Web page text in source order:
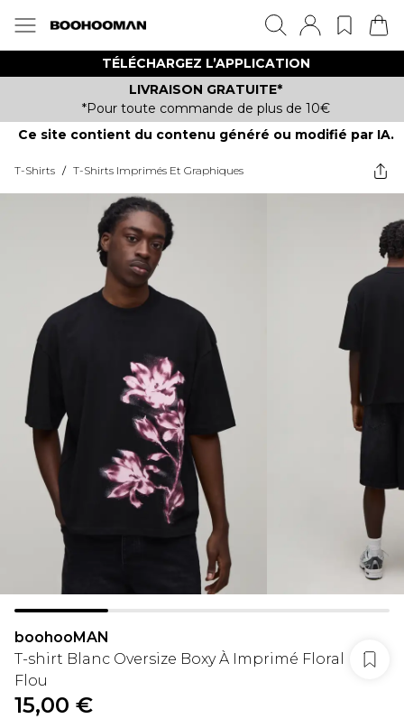
TÉLÉCHARGEZ L’APPLICATION
LIVRAISON GRATUITE*
*Pour toute commande de plus de 10€
Ce site contient du contenu généré ou modifié par IA.
T-Shirts / T-Shirts Imprimés Et Graphiques
boohooMAN
T-shirt Blanc Oversize Boxy À Imprimé Floral
Flou
15,00 €